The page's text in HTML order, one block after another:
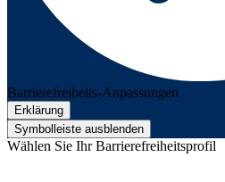
Barrierefreiheits-Anpassungen
Erklärung
Symbolleiste ausblenden
Wählen Sie Ihr Barrierefreiheitsprofil